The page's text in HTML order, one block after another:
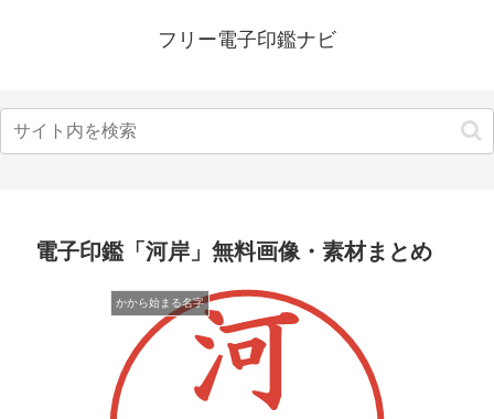
フリー電子印鑑ナビ
電子印鑑「河岸」無料画像・素材まとめ
かから始まる名字